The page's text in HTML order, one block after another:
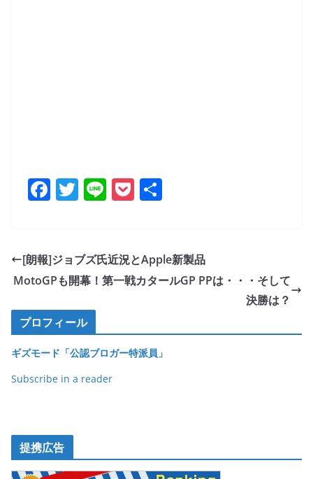
F
e
b
o
k
T
er
Li P
et
[朗報]ジョブズ氏近況とApple新製品
MotoGPも開幕！第一戦カタールGP PPは・・・そして
決勝は？
プロフィール
ギズモード「公認ブロガー特派員」
Subscribe in a reader
提携広告